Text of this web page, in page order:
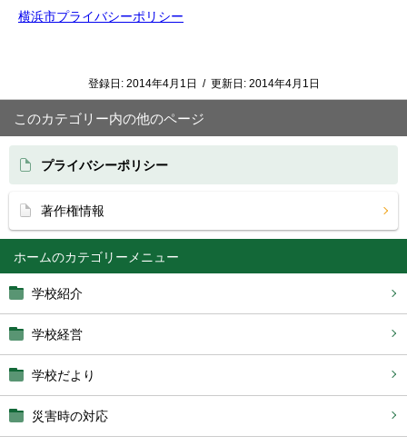
ホーム
学校紹介
学校経営
学校だより
災害時の対応
横浜市プライバシーポリシー
登録日: 2014年4月1日 / 更新日: 2014年4月1日
このカテゴリー内の他のページ
プライバシーポリシー
著作権情報